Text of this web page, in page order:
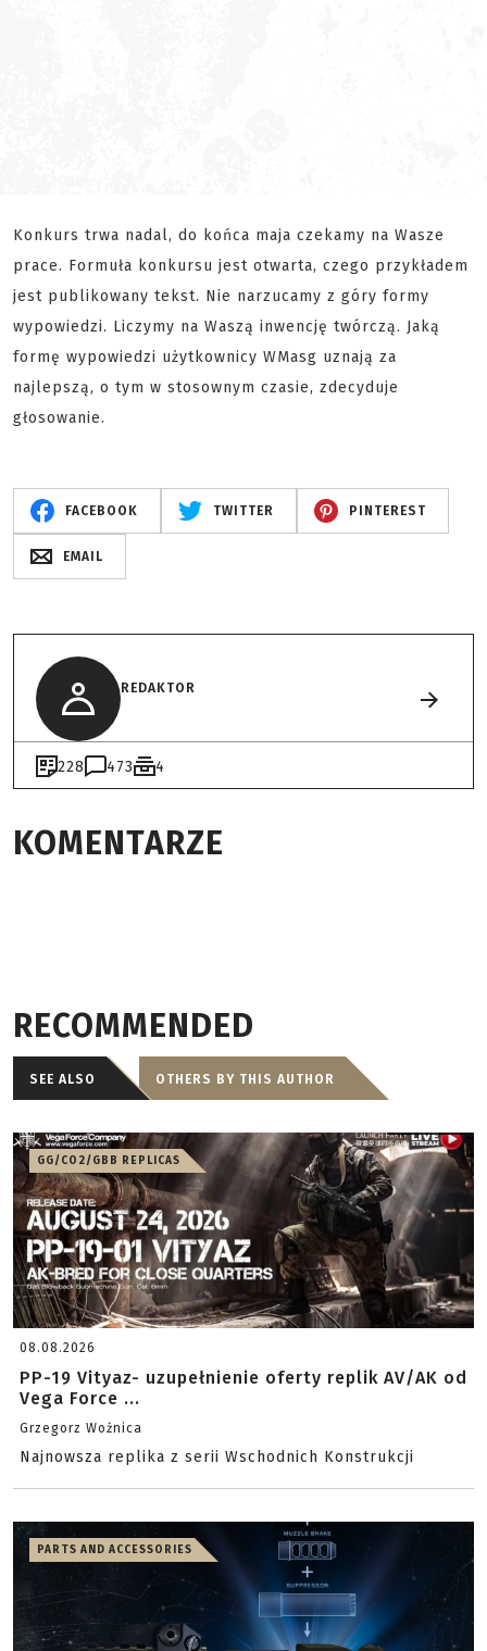
Konkurs trwa nadal, do końca maja czekamy na Wasze
prace. Formuła konkursu jest otwarta, czego przykładem
jest publikowany tekst. Nie narzucamy z góry formy
wypowiedzi. Liczymy na Waszą inwencję twórczą. Jaką
formę wypowiedzi użytkownicy WMasg uznają za
najlepszą, o tym w stosownym czasie, zdecyduje
głosowanie.
FACEBOOK TWITTER PINTEREST
EMAIL
REDAKTOR
228 473 4
KOMENTARZE
RECOMMENDED
SEE ALSO OTHERS BY THIS AUTHOR
GG/CO2/GBB REPLICAS
08.08.2026
PP-19 Vityaz- uzupełnienie oferty replik AV/AK od
Vega Force ...
Grzegorz Woźnica
Najnowsza replika z serii Wschodnich Konstrukcji
PARTS AND ACCESSORIES